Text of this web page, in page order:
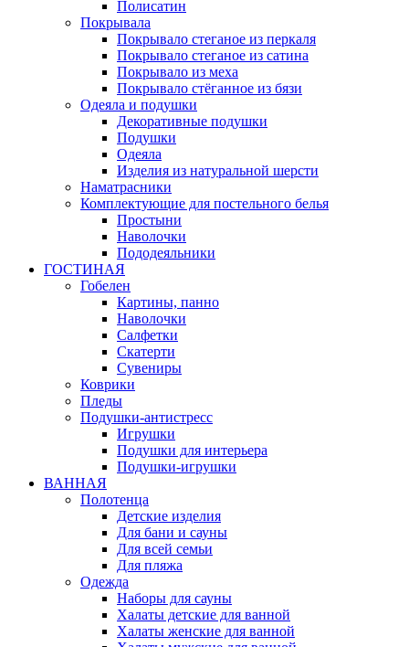
Полисатин
Покрывала
Покрывало стеганое из перкаля
Покрывало стеганое из сатина
Покрывало из меха
Покрывало стёганное из бязи
Одеяла и подушки
Декоративные подушки
Подушки
Одеяла
Изделия из натуральной шерсти
Наматраcники
Комплектующие для постельного белья
Простыни
Наволочки
Пододеяльники
ГОСТИНАЯ
Гобелен
Картины, панно
Наволочки
Салфетки
Скатерти
Сувениры
Коврики
Пледы
Подушки-антистресс
Игрушки
Подушки для интерьера
Подушки-игрушки
ВАННАЯ
Полотенца
Детские изделия
Для бани и сауны
Для всей семьи
Для пляжа
Одежда
Наборы для сауны
Халаты детские для ванной
Халаты женские для ванной